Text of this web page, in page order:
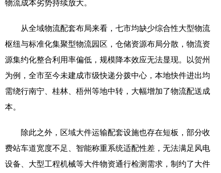
从全域物流配套布局来看，七市均缺少综合性大型物流
枢纽与标准化集聚型物流园区，仓储资源布局分散，物流资
源集约化整合利用率偏低，规模降本效应无法显现。以贺州
为例，全市至今未建成市级快递分拨中心，本地快件进出均
需绕行南宁、桂林、梧州等地中转，大幅增加了物流配送成
本。
除此之外，区域大件运输配套设施也存在短板，部分收
费站车道宽度不足、智能称重系统适配性差，无法满足风电
设备、大型工程机械等大件物资通行检测需求，制约了大件